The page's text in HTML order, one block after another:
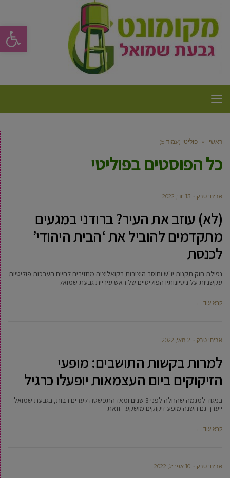
פתח
תפריט
ראשי » פוליטי (עמוד 5)
כל הפוסטים בפוליטי
אביחי טבק 13 יוני, 2022
(לא) עוזב את העיר? ברודני במגעים
מתקדמים להוביל את ‘הבית היהודי’
לכנסת
נפילת חוק תקנות יו"ש וחוסר היציבות בקואליציה מחזירים לחיים הערכות פוליטיות
עקשניות על ניסיונותיו הפוליטיים של ראש עיריית גבעת שמואל
קרא עוד ←
אביחי טבק 2 מאי, 2022
למרות בקשות התושבים: מופעי
הזיקוקים ביום העצמאות יופעלו כרגיל
בניגוד למגמה שהחלה לפני 3 שנים ומאז התפשטה לערים רבות, בגבעת שמואל
ייערך גם השנה מופע זיקוקים מושקע - וזאת
קרא עוד ←
אביחי טבק 10 אפריל, 2022